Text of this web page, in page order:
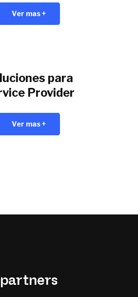
Ver mas +
para
Provider
Ver mas +